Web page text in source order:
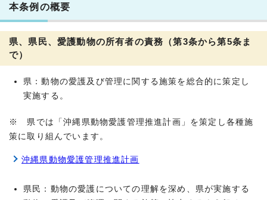
本条例の概要
県、県民、愛護動物の所有者の責務（第3条から第5条ま
で）
県：動物の愛護及び管理に関する施策を総合的に策定し
実施する。
※ 県では「沖縄県動物愛護管理推進計画」を策定し各種施
策に取り組んでいます。
沖縄県動物愛護管理推進計画
県民：動物の愛護についての理解を深め、県が実施する